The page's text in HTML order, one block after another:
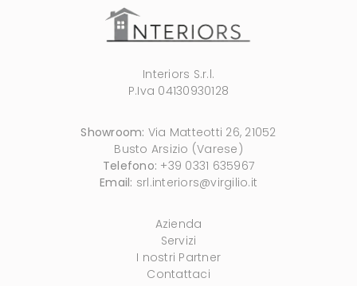
Interiors S.r.l.
P.Iva 04130930128
Showroom: Via Matteotti 26, 21052
Busto Arsizio (Varese)
Telefono: +39 0331 635967
Email: srl.interiors@virgilio.it
Azienda
Servizi
I nostri Partner
Contattaci